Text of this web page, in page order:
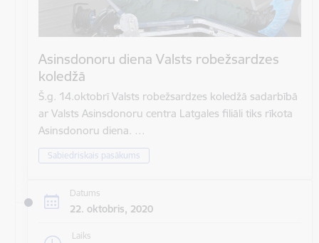
Asinsdonoru diena Valsts robežsardzes
koledžā
Š.g. 14.oktobrī Valsts robežsardzes koledžā sadarbībā
ar Valsts Asinsdonoru centra Latgales filiāli tiks rīkota
Asinsdonoru diena. …
Sabiedriskais pasākums
Datums
22. oktobris, 2020
Laiks